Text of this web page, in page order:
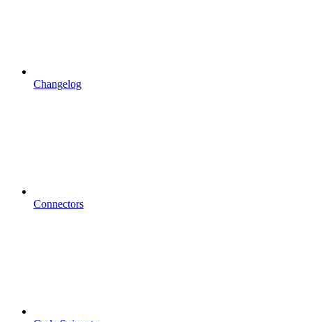
Changelog
Connectors